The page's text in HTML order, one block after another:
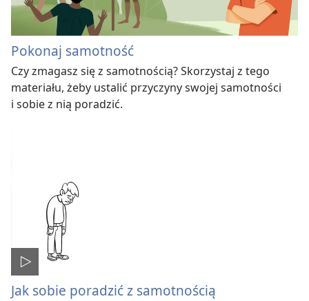
Pokonaj samotność
Czy zmagasz się z samotnością? Skorzystaj z tego
materiału, żeby ustalić przyczyny swojej samotności
i sobie z nią poradzić.
Jak sobie poradzić z samotnością